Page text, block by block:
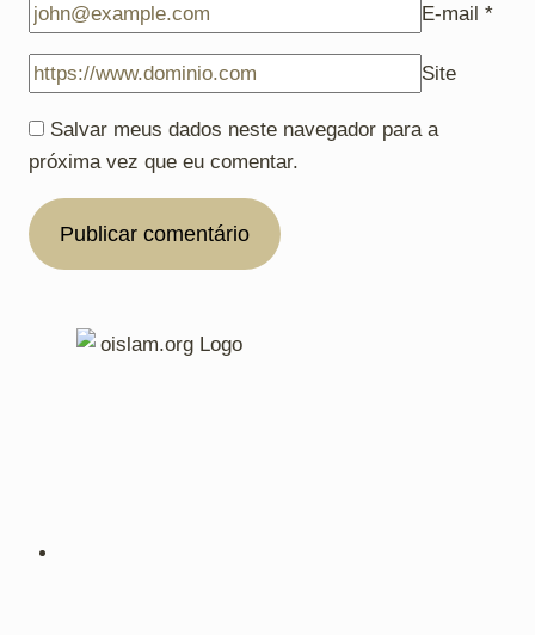
E-mail *
Site
Salvar meus dados neste navegador para a
próxima vez que eu comentar.